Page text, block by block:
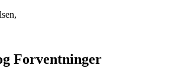
Forventninger